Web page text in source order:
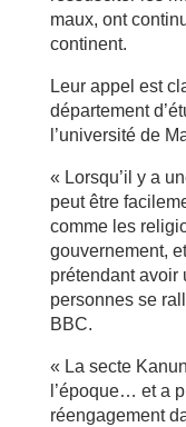
maux, ont
continent.
Leur appel est
département
l’université de
« Lorsqu’il y a
peut être
comme les
gouvernement,
prétendant avoir
personnes se
BBC.
« La secte
l’époque… et a
réengagement